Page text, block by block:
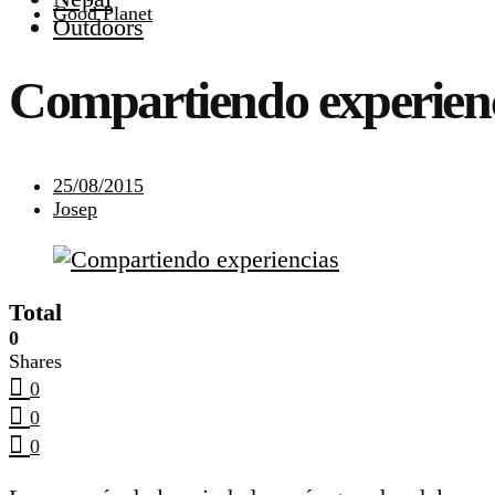
Outdoors
Good Planet
Compartiendo
25/08/2015
Josep
Total
0
Shares
0
0
0